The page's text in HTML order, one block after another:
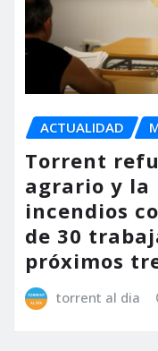
ACTUALIDAD
Torrent
agrario y la
incendios
de 30
próximos
torrent al dia